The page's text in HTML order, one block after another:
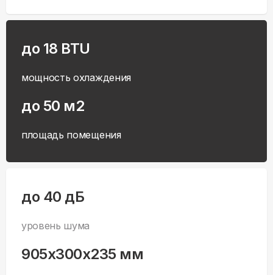
до 18 BTU
мощность охлаждения
до 50 м2
площадь помещения
до 40 дБ
уровень шума
905x300x235 мм